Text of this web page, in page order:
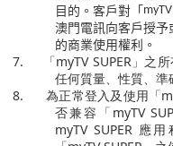
目的。客戶對「myTV
澳門電訊向客戶授予
的商業使用權利。
7. 「myTV SUPER」之
任何質量、性質、準
8.
為正常登入及使用「
否兼容「 myTV
myTV SUPER 應用